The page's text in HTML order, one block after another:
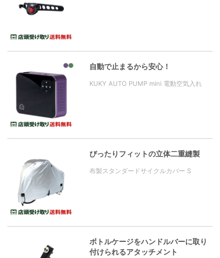
自動で止まるから安心！
KUKY AUTO PUMP mini 電動空気入れ
ぴったりフィットの立体二重縫製
布製スタンダードサイクルカバー S
ボトルケージをハンドルバーに取り
付けられるアタッチメント